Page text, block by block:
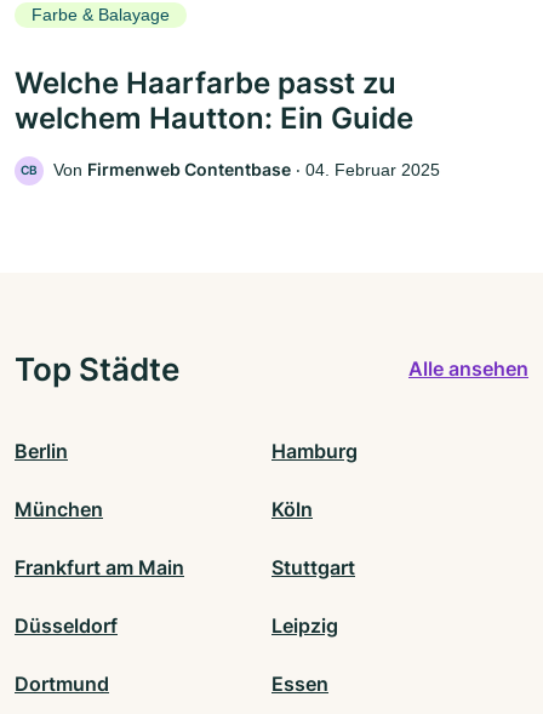
Farbe & Balayage
Welche Haarfarbe passt zu
welchem Hautton: Ein Guide
CB Von Firmenweb Contentbase ‧ 04. Februar 2025
Top Städte Alle ansehen
Berlin Hamburg
München Köln
Frankfurt am Main Stuttgart
Düsseldorf Leipzig
Dortmund Essen